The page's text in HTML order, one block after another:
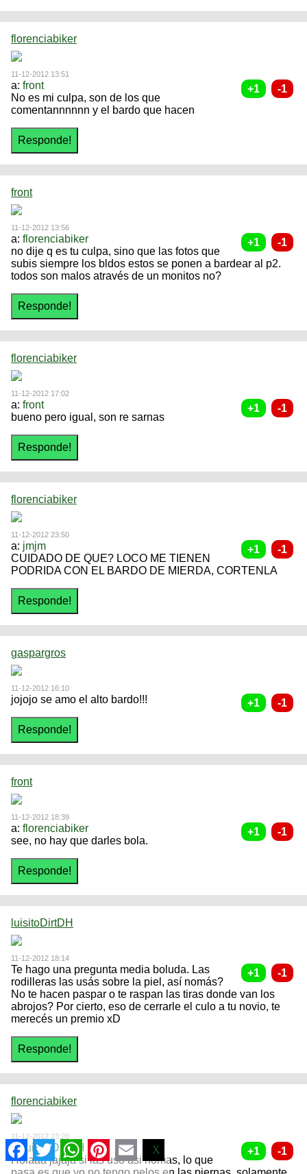
florenciabiker
11-12-2012 13:51
a: front
No es mi culpa, son de los que
comentannnnnn y el bardo que hacen
front
11-12-2012 13:56
a: florenciabiker
no dije q es tu culpa, sino que las fotos que
subis siempre los bldos estos se ponen a bardear al p2.
todos son malos através de un monitos no?
florenciabiker
11-12-2012 17:02
a: front
bueno pero igual, son re sarnas
florenciabiker
11-12-2012 23:50
a: jmjm
CUIDADO DE QUE? LOCO ME TIENEN
PODRIDA CON EL BARDO DE MIERDA, CORTENLA
gaspargros
11-12-2012 16:10
jojojo se amo el alto bardo!!!
front
11-12-2012 18:39
a: florenciabiker
see, no hay que darles bola.
luisitoDirtDH
11-12-2012 18:14
Te hago una pregunta media boluda. Las
rodilleras las usás sobre la piel, así nomás?
No te hacen paspar o te raspan las tiras donde van los
abrojos? Por cierto, eso de cerrarle el culo a tu novio, te
merecés un premio xD
florenciabiker
11-12-2012 23:20
a:luisitoDirtDH
Holaaa jajaja si las uso asi nomas, lo que
Facebook
TwitterWhatsApp
PinterestEmail
X